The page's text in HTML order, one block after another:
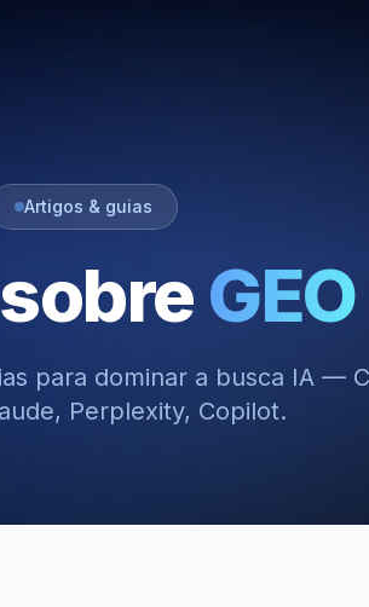
Artigos & guias
GEO
para dominar a busca IA —
Perplexity, Copilot.